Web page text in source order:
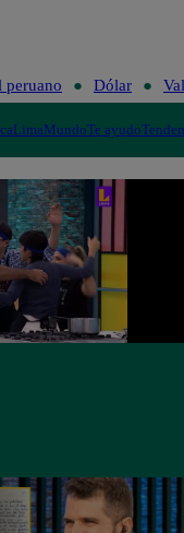
peruano Dólar
LimaMundoTe ayudo